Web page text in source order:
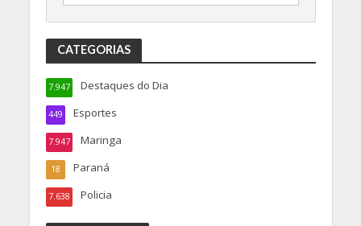
CATEGORIAS
Destaques do Dia
7.947
Esportes
449
Maringa
7.947
Paraná
18
Policia
7.638